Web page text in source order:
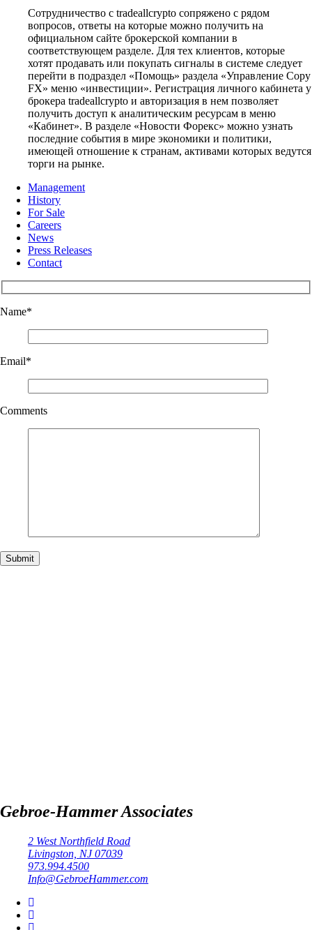
Сотрудничество с tradeallcrypto сопряжено с рядом
вопросов, ответы на которые можно получить на
официальном сайте брокерской компании в
соответствующем разделе. Для тех клиентов, которые
хотят продавать или покупать сигналы в системе следует
перейти в подраздел «Помощь» раздела «Управление Copy
FX» меню «инвестиции». Регистрация личного кабинета у
брокера tradeallcrypto и авторизация в нем позволяет
получить доступ к аналитическим ресурсам в меню
«Кабинет». В разделе «Новости Форекс» можно узнать
последние события в мире экономики и политики,
имеющей отношение к странам, активами которых ведутся
торги на рынке.
Management
History
For Sale
Careers
News
Press Releases
Contact
Name*
Email*
Comments
Gebroe-Hammer Associates
2 West Northfield Road
Livingston, NJ 07039
973.994.4500
Info@GebroeHammer.com